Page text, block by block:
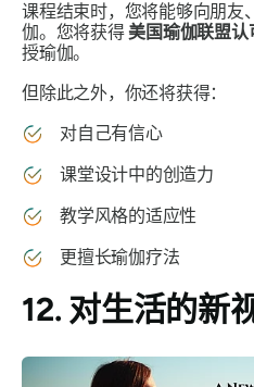
课程结束时，您将能够向朋友
伽。您将获得 美国瑜伽联盟认
授瑜伽。
但除此之外，你还将获得：
对自己有信心
课堂设计中的创造力
教学风格的适应性
更擅长瑜伽疗法
12. 对生活的新